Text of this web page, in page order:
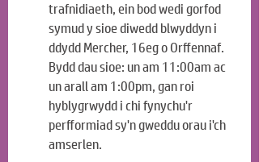
trafnidiaeth, ein bod wedi gorfod
symud y sioe diwedd blwyddyn i
ddydd Mercher, 16eg o Orffennaf.
Bydd dau sioe: un am 11:00am ac
un arall am 1:00pm, gan roi
hyblygrwydd i chi fynychu'r
perfformiad sy'n gweddu orau i'ch
amserlen.